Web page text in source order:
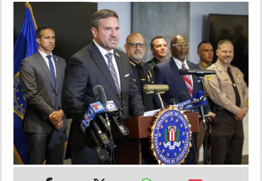
DEPORTES
MUNDO
INSÓLITAS
MULTIMEDIA
IMPRESO